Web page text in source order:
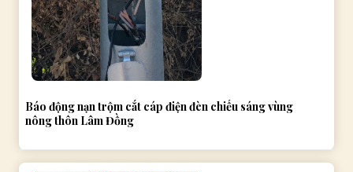
Báo động nạn trộm cắt cáp điện đèn chiếu sáng vùng
nông thôn Lâm Đồng